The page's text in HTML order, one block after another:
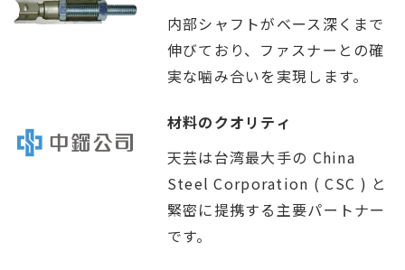
内部シャフトがベース深くまで
伸びており、ファスナーとの確
実な噛み合いを実現します。
材料のクオリティ
天芸は台湾最大手の China
Steel Corporation ( CSC ) と
緊密に提携する主要パートナー
です。